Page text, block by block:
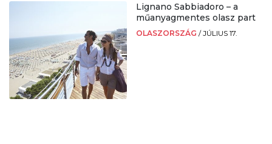
Lignano Sabbiadoro – a
műanyagmentes olasz part
OLASZORSZÁG /JÚLIUS 17.